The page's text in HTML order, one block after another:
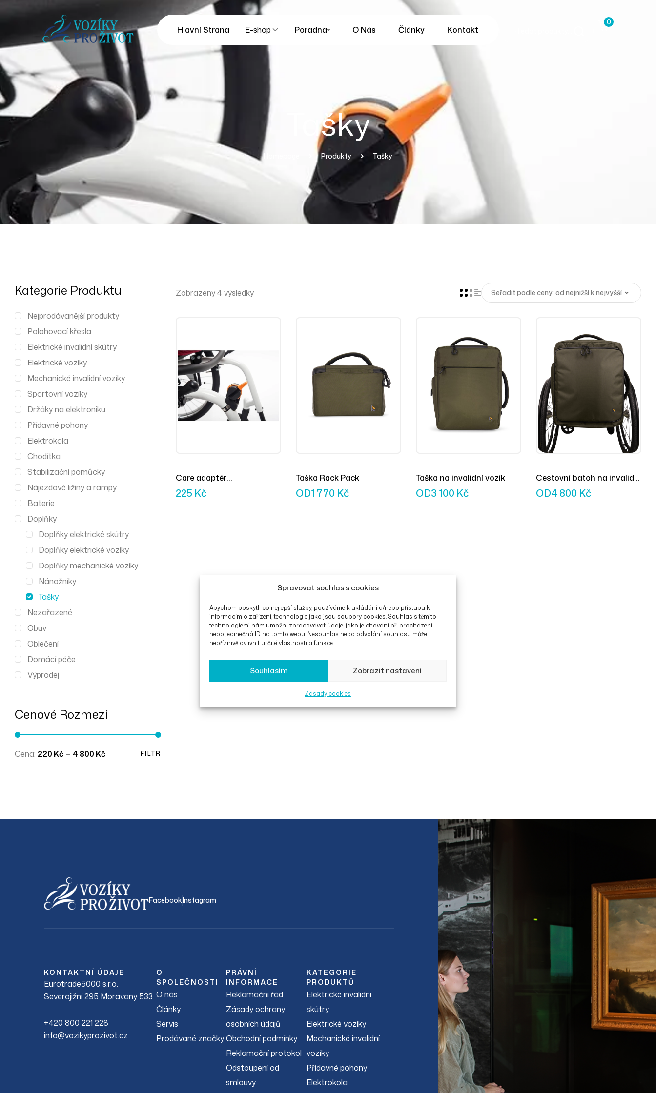
Spravovat souhlas s cookies
Abychom poskytli co nejlepší služby, používáme k ukládání a/nebo přístupu k
informacím o zařízení, technologie jako jsou soubory cookies. Souhlas s těmito
technologiemi nám umožní zpracovávat údaje, jako je chování při procházení
nebo jedinečná ID na tomto webu. Nesouhlas nebo odvolání souhlasu může
nepříznivě ovlivnit určité vlastnosti a funkce.
Souhlasím Zobrazit nastavení
Zásady cookies
Hlavní Strana E-shop Poradna O Nás Články Kontakt
0
Tašky
Homepage Produkty Tašky
Zobrazeny 4 výsledky
Care adaptér
černo/oranžový
225 Kč
Taška Rack Pack
OD1 770 Kč
Taška na invalidní vozík
OD3 100 Kč
Cestovní batoh na invalidní
vozík
OD4 800 Kč
Kategorie Produktu
Nejprodávanější produkty
Polohovací křesla
Elektrické invalidní skútry
Elektrické vozíky
Mechanické invalidní vozíky
Sportovní vozíky
Držáky na elektroniku
Přídavné pohony
Elektrokola
Chodítka
Stabilizační pomůcky
Nájezdové ližiny a rampy
Baterie
Doplňky
Doplňky elektrické skútry
Doplňky elektrické vozíky
Doplňky mechanické vozíky
Nánožníky
Tašky
Nezařazené
Obuv
Oblečení
Domácí péče
Výprodej
Cenové Rozmezí
FILTR
Cena: 220 Kč — 4 800 Kč
FacebookInstagram
KONTAKTNÍ ÚDAJE
Eurotrade5000 s.r.o.
Severojižní 295 Moravany 533
+420 800 221 228
info@vozikyprozivot.cz
O
SPOLEČNOSTI
O nás
Články
Servis
Prodávané značky
PRÁVNÍ
INFORMACE
Reklamační řád
Zásady ochrany
osobních údajů
Obchodní podmínky
Reklamační protokol
Odstoupení od
smlouvy
KATEGORIE
PRODUKTŮ
Elektrické invalidní
skútry
Elektrické vozíky
Mechanické invalidní
vozíky
Přídavné pohony
Elektrokola